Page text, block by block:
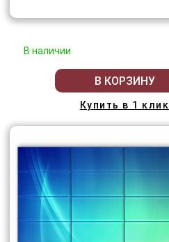
В наличии
В КОРЗИНУ
Купить в 1 клик